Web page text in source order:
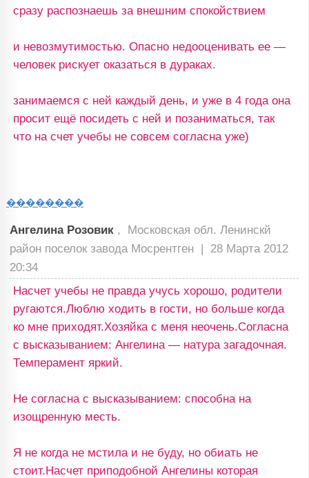
сразу распознаешь за внешним спокойствием
и невозмутимостью. Опасно недооценивать ее —
человек рискует оказаться в дураках.
занимаемся с ней каждый день, и уже в 4 года она
просит ещё посидеть с ней и позаниматься, так
что на счет учебы не совсем согласна уже)
��������
Ангелина Розовик , Московская обл. Ленинскй
район поселок завода Мосрентген | 28 Марта 2012
20:34
Насчет учебы не правда учусь хорошо, родители
ругаются.Люблю ходить в гости, но больше когда
ко мне приходят.Хозяйка с меня неочень.Согласна
с высказыванием: Ангелина — натура загадочная.
Темперамент яркий.
Не согласна с высказыванием: способна на
изощренную месть.
Я не когда не мстила и не буду, но обиать не
стоит.Насчет приподобной Ангелины которая